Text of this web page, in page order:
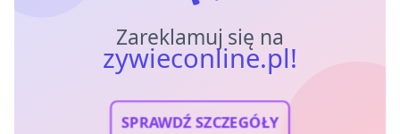
Zareklamuj się na
zywieconline.pl!
SPRAWDŹ SZCZEGÓŁY